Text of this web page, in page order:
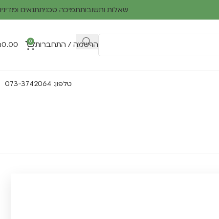
שאלות ותשובותתמיכה טכניתתנאים
הרשמה / התחברות 0
0.00
טלפון: 073-3742064